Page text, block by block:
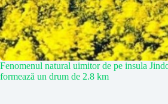
Fenomenul natural uimitor de pe insula
formează un drum de 2.8 km